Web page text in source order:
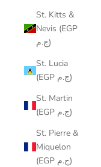
St. Kitts &
Nevis (EGP
ج.م)
St. Lucia
(EGP ج.م)
St. Martin
(EGP ج.م)
St. Pierre &
Miquelon
(EGP ج.م)